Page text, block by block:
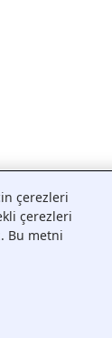
çerezleri
çerezleri
Bu metni